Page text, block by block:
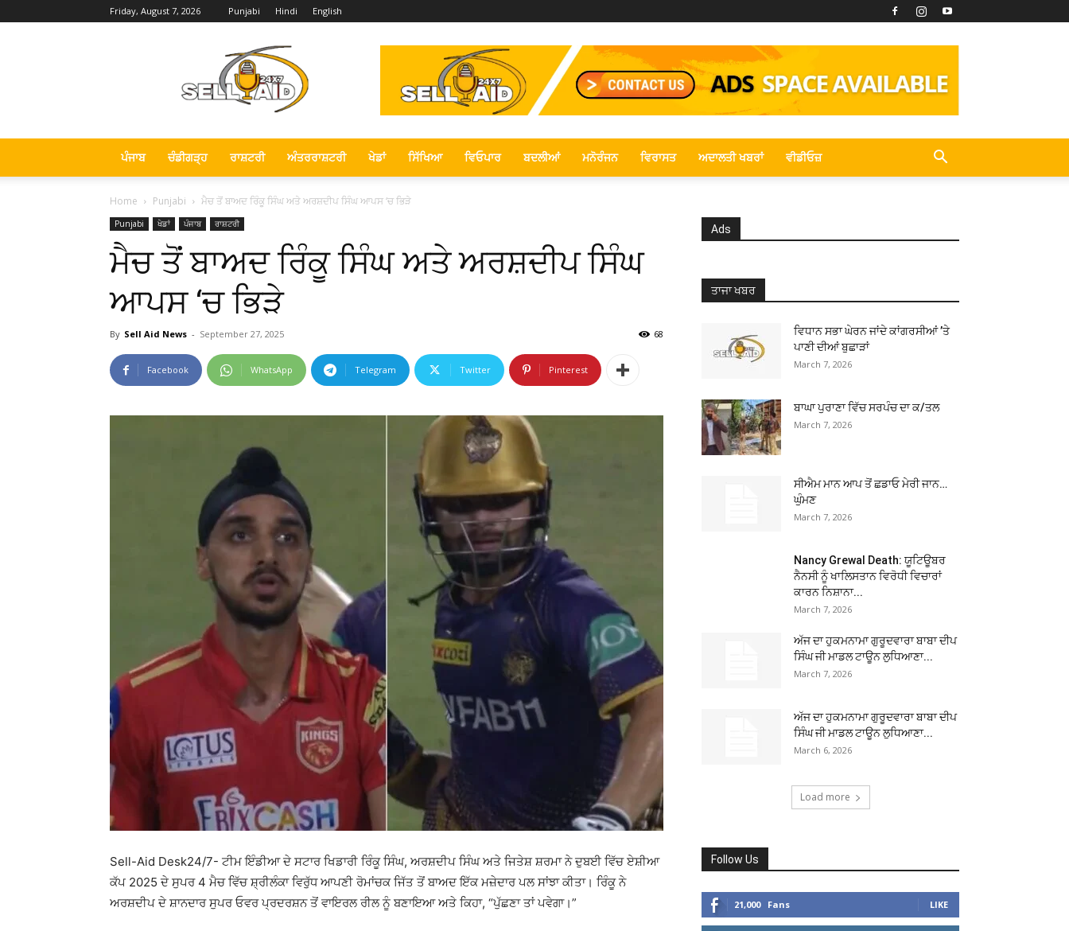
Friday, August 7, 2026 Punjabi Hindi English
Sell
Aid
News
ਪੰਜਾਬ ਚੰਡੀਗੜ੍ਹ ਰਾਸ਼ਟਰੀ ਅੰਤਰਰਾਸ਼ਟਰੀ ਖੇਡਾਂ ਸਿੱਖਿਆ ਵਿਓਪਾਰ ਬਦਲੀਆਂ ਮਨੋਰੰਜਨ ਵਿਰਾਸਤ ਅਦਾਲਤੀ ਖਬਰਾਂ ਵੀਡੀਓਜ਼
Home Punjabi ਮੈਚ ਤੋਂ ਬਾਅਦ ਰਿੰਕੂ ਸਿੰਘ ਅਤੇ ਅਰਸ਼ਦੀਪ ਸਿੰਘ ਆਪਸ ‘ਚ ਭਿੜੇ
Punjabi ਖੇਡਾਂ ਪੰਜਾਬ ਰਾਸ਼ਟਰੀ
ਮੈਚ ਤੋਂ ਬਾਅਦ ਰਿੰਕੂ ਸਿੰਘ ਅਤੇ ਅਰਸ਼ਦੀਪ ਸਿੰਘ
ਆਪਸ ‘ਚ ਭਿੜੇ
By Sell Aid News - September 27, 2025 68
Facebook WhatsApp Telegram Twitter Pinterest
Sell-Aid Desk24/7- ਟੀਮ ਇੰਡੀਆ ਦੇ ਸਟਾਰ ਖਿਡਾਰੀ ਰਿੰਕੂ ਸਿੰਘ, ਅਰਸ਼ਦੀਪ ਸਿੰਘ ਅਤੇ ਜਿਤੇਸ਼ ਸ਼ਰਮਾ ਨੇ ਦੁਬਈ ਵਿੱਚ ਏਸ਼ੀਆ
ਕੱਪ 2025 ਦੇ ਸੁਪਰ 4 ਮੈਚ ਵਿੱਚ ਸ਼੍ਰੀਲੰਕਾ ਵਿਰੁੱਧ ਆਪਣੀ ਰੋਮਾਂਚਕ ਜਿੱਤ ਤੋਂ ਬਾਅਦ ਇੱਕ ਮਜ਼ੇਦਾਰ ਪਲ ਸਾਂਝਾ ਕੀਤਾ। ਰਿੰਕੂ ਨੇ
ਅਰਸ਼ਦੀਪ ਦੇ ਸ਼ਾਨਦਾਰ ਸੁਪਰ ਓਵਰ ਪ੍ਰਦਰਸ਼ਨ ਤੋਂ ਵਾਇਰਲ ਰੀਲ ਨੂੰ ਬਣਾਇਆ ਅਤੇ ਕਿਹਾ, “ਪੁੱਛਣਾ ਤਾਂ ਪਵੇਗਾ।”
Ads
ਤਾਜਾ ਖਬਰ
ਵਿਧਾਨ ਸਭਾ ਘੇਰਨ ਜਾਂਦੇ ਕਾਂਗਰਸੀਆਂ ’ਤੇ
ਪਾਣੀ ਦੀਆਂ ਬੁਛਾੜਾਂ
March 7, 2026
ਬਾਘਾ ਪੁਰਾਣਾ ਵਿੱਚ ਸਰਪੰਚ ਦਾ ਕ/ਤਲ
March 7, 2026
ਸੀਐਮ ਮਾਨ ਆਪ ਤੋਂ ਛਡਾਓ ਮੇਰੀ ਜਾਨ…
ਘੁੰਮਣ
March 7, 2026
Nancy Grewal Death: ਯੂਟਿਊਬਰ
ਨੈਨਸੀ ਨੂੰ ਖਾਲਿਸਤਾਨ ਵਿਰੋਧੀ ਵਿਚਾਰਾਂ
ਕਾਰਨ ਨਿਸ਼ਾਨਾ...
March 7, 2026
ਅੱਜ ਦਾ ਹੁਕਮਨਾਮਾ ਗੁਰੂਦਵਾਰਾ ਬਾਬਾ ਦੀਪ
ਸਿੰਘ ਜੀ ਮਾਡਲ ਟਾਊਨ ਲੁਧਿਆਣਾ...
March 7, 2026
ਅੱਜ ਦਾ ਹੁਕਮਨਾਮਾ ਗੁਰੂਦਵਾਰਾ ਬਾਬਾ ਦੀਪ
ਸਿੰਘ ਜੀ ਮਾਡਲ ਟਾਊਨ ਲੁਧਿਆਣਾ...
March 6, 2026
Load more
Follow Us
21,000 Fans LIKE